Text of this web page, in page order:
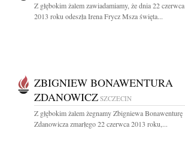
Z głębokim żalem zawiadamiamy, że dnia 22 czerwca
2013 roku odeszła Irena Frycz Msza święta...
ZBIGNIEW BONAWENTURA
ZDANOWICZ SZCZECIN
Z głębokim żalem żegnamy Zbigniewa Bonawenturę
Zdanowicza zmarłego 22 czerwca 2013 roku,...